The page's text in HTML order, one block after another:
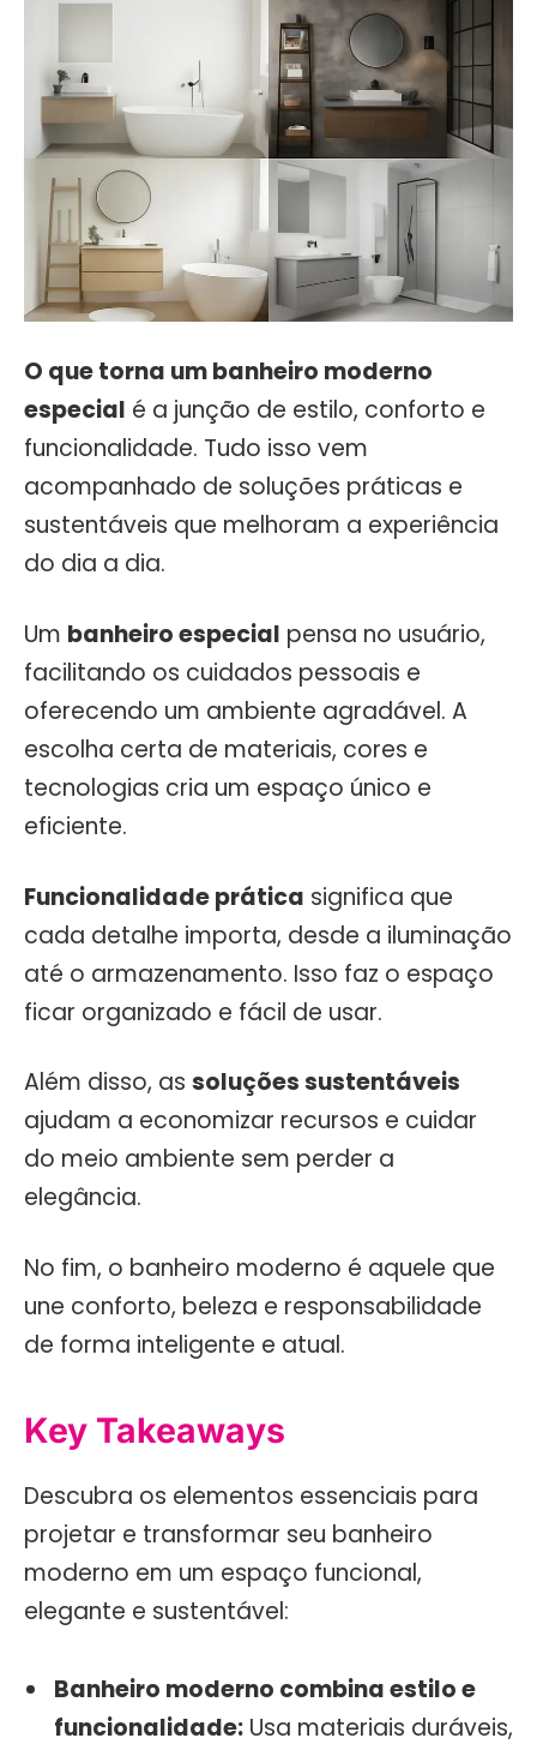
O que torna um banheiro moderno
especial é a junção de estilo, conforto e
funcionalidade. Tudo isso vem
acompanhado de soluções práticas e
sustentáveis que melhoram a experiência
do dia a dia.
Um banheiro especial pensa no usuário,
facilitando os cuidados pessoais e
oferecendo um ambiente agradável. A
escolha certa de materiais, cores e
tecnologias cria um espaço único e
eficiente.
Funcionalidade prática significa que
cada detalhe importa, desde a iluminação
até o armazenamento. Isso faz o espaço
ficar organizado e fácil de usar.
Além disso, as soluções sustentáveis
ajudam a economizar recursos e cuidar
do meio ambiente sem perder a
elegância.
No fim, o banheiro moderno é aquele que
une conforto, beleza e responsabilidade
de forma inteligente e atual.
Key Takeaways
Descubra os elementos essenciais para
projetar e transformar seu banheiro
moderno em um espaço funcional,
elegante e sustentável:
Banheiro moderno combina estilo e
funcionalidade: Usa materiais duráveis,